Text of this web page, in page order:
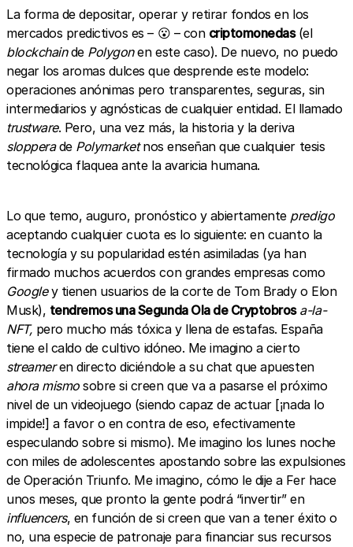
La forma de depositar, operar y retirar fondos en los
mercados predictivos es – 😮 – con criptomonedas(el
blockchainde Polygonen este caso). De nuevo, no puedo
negar los aromas dulces que desprende este modelo:
operaciones anónimas pero transparentes, seguras, sin
intermediarios y agnósticas de cualquier entidad. El llamado
trustware. Pero, una vez más, la historia y la deriva
slopperade Polymarketnos enseñan que cualquier tesis
tecnológica flaquea ante la avaricia humana.
Lo que temo, auguro, pronóstico y abiertamente predigo
aceptando cualquier cuota es lo siguiente: en cuanto la
tecnología y su popularidad estén asimiladas (ya han
firmado muchos acuerdos con grandes empresas como
Googley tienen usuarios de la corte de Tom Brady o Elon
Musk), tendremos una Segunda Ola de Cryptobros a-la-
NFT, pero mucho más tóxica y llena de estafas. España
tiene el caldo de cultivo idóneo. Me imagino a cierto
streameren directo diciéndole a su chat que apuesten
ahora mismosobre si creen que va a pasarse el próximo
nivel de un videojuego (siendo capaz de actuar [¡nada lo
impide!] a favor o en contra de eso, efectivamente
especulando sobre si mismo). Me imagino los lunes noche
con miles de adolescentes apostando sobre las expulsiones
de Operación Triunfo. Me imagino, cómo le dije a Fer hace
unos meses, que pronto la gente podrá “invertir” en
influencers, en función de si creen que van a tener éxito o
no, una especie de patronaje para financiar sus recursos